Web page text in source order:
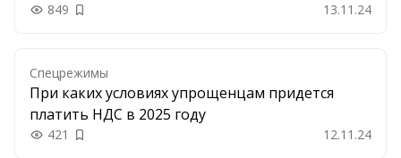
849 Добавить в закладки 13.11.24
Спецрежимы
При каких условиях упрощенцам придется
платить НДС в 2025 году
421 Добавить в закладки 12.11.24